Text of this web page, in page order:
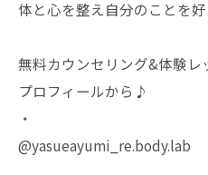
体と心を整え自分のことを好
無料カウンセリング&体験レ
プロフィールから♪
・
@yasueayumi_re.body.lab